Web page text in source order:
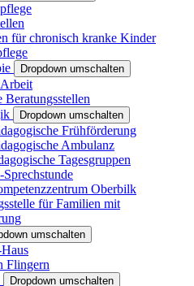
für chronisch kranke Kinder
Dropdown umschalten
Arbeit
Beratungsstellen
Dropdown umschalten
Frühförderung
Ambulanz
Tagesgruppen
Oberbilk
für Familien mit
umschalten
Flingern
Dropdown umschalten